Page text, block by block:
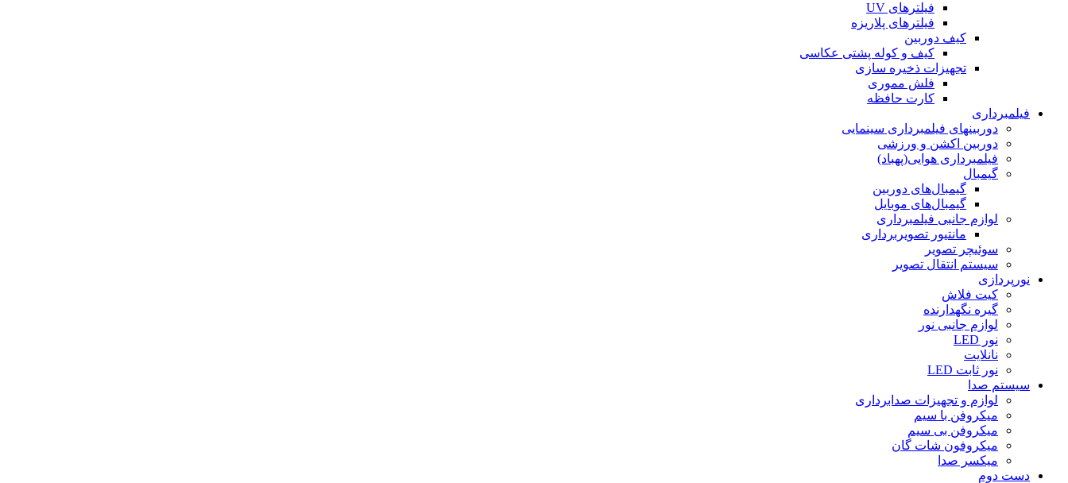
فیلترهای UV
فیلترهای پلاریزه
کیف دوربین
کیف و کوله پشتی عکاسی
تجهیزات ذخیره سازی
فلش مموری
کارت حافظه
فیلمبرداری
دوربینهای فیلمبرداری سینمایی
دوربین اکشن و ورزشی
فیلمبرداری هوایی(پهباد)
گیمبال
گیمبال‌های دوربین
گیمبال‌های موبایل
لوازم جانبی فیلمبرداری
مانتیور تصویربرداری
سوئیچر تصویر
سیستم انتقال تصویر
نورپردازی
کیت فلاش
گیره نگهدارنده
لوازم جانبی نور
نور LED
نانلایت
نور ثابت LED
سیستم صدا
لوازم و تجهیزات صدابرداری
میکروفن با سیم
میکروفن بی سیم
میکروفون شات گان
میکسر صدا
دست دوم